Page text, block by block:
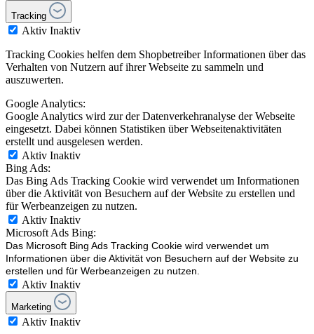
Tracking
Aktiv Inaktiv
Tracking Cookies helfen dem Shopbetreiber Informationen über das
Verhalten von Nutzern auf ihrer Webseite zu sammeln und
auszuwerten.
Google Analytics:
Google Analytics wird zur der Datenverkehranalyse der Webseite
eingesetzt. Dabei können Statistiken über Webseitenaktivitäten
erstellt und ausgelesen werden.
Aktiv Inaktiv
Bing Ads:
Das Bing Ads Tracking Cookie wird verwendet um Informationen
über die Aktivität von Besuchern auf der Website zu erstellen und
für Werbeanzeigen zu nutzen.
Aktiv Inaktiv
Microsoft Ads Bing:
Das Microsoft Bing Ads Tracking Cookie wird verwendet um
Informationen über die Aktivität von Besuchern auf der Website zu
erstellen und für Werbeanzeigen zu nutzen.
Aktiv Inaktiv
Marketing
Aktiv Inaktiv